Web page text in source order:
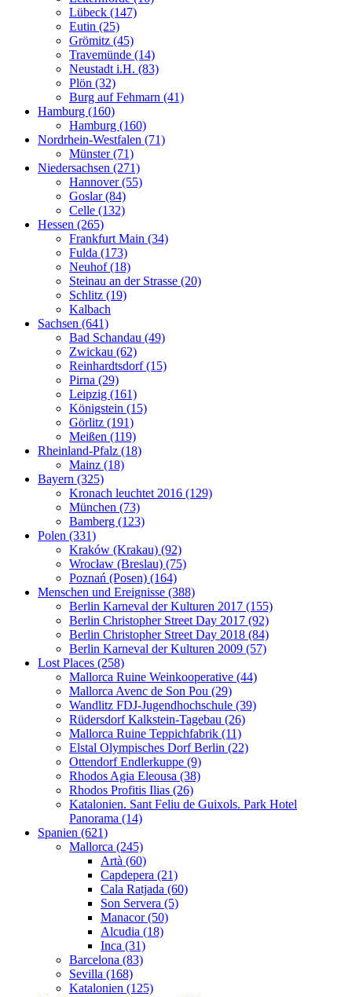
Lübeck (147)
Eutin (25)
Grömitz (45)
Travemünde (14)
Neustadt i.H. (83)
Plön (32)
Burg auf Fehmarn (41)
Hamburg (160)
Hamburg (160)
Nordrhein-Westfalen (71)
Münster (71)
Niedersachsen (271)
Hannover (55)
Goslar (84)
Celle (132)
Hessen (265)
Frankfurt Main (34)
Fulda (173)
Neuhof (18)
Steinau an der Strasse (20)
Schlitz (19)
Kalbach
Sachsen (641)
Bad Schandau (49)
Zwickau (62)
Reinhardtsdorf (15)
Pirna (29)
Leipzig (161)
Königstein (15)
Görlitz (191)
Meißen (119)
Rheinland-Pfalz (18)
Mainz (18)
Bayern (325)
Kronach leuchtet 2016 (129)
München (73)
Bamberg (123)
Polen (331)
Kraków (Krakau) (92)
Wrocław (Breslau) (75)
Poznań (Posen) (164)
Menschen und Ereignisse (388)
Berlin Karneval der Kulturen 2017 (155)
Berlin Christopher Street Day 2017 (92)
Berlin Christopher Street Day 2018 (84)
Berlin Karneval der Kulturen 2009 (57)
Lost Places (258)
Mallorca Ruine Weinkooperative (44)
Mallorca Avenc de Son Pou (29)
Wandlitz FDJ-Jugendhochschule (39)
Rüdersdorf Kalkstein-Tagebau (26)
Mallorca Ruine Teppichfabrik (11)
Elstal Olympisches Dorf Berlin (22)
Ottendorf Endlerkuppe (9)
Rhodos Agia Eleousa (38)
Rhodos Profitis Ilias (26)
Katalonien. Sant Feliu de Guixols. Park Hotel
Panorama (14)
Spanien (621)
Mallorca (245)
Artà (60)
Capdepera (21)
Cala Ratjada (60)
Son Servera (5)
Manacor (50)
Alcudia (18)
Inca (31)
Barcelona (83)
Sevilla (168)
Katalonien (125)